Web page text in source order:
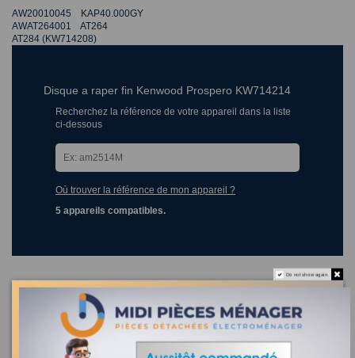
AW20010045 KAP40.000GY
AWAT264001 AT264
AT284 (KW714208)
Disque a raper fin Kenwood Prospero KW714214
Recherchez la référence de votre appareil dans la liste
ci-dessous
Où trouver la référence de mon appareil ?
5 appareils compatibles.
Les clients qui ont acheté ce produit ont également acheté :
Do not show again.